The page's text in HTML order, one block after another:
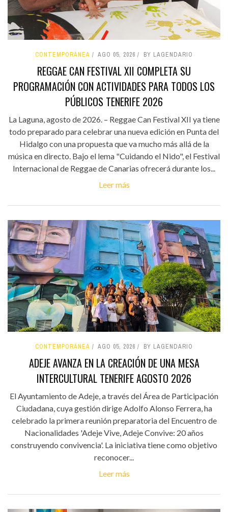
CONTEMPORÁNEA AGO 05, 2026 BY LAGENDARIO
REGGAE CAN FESTIVAL XII COMPLETA SU
PROGRAMACIÓN CON ACTIVIDADES PARA TODOS LOS
PÚBLICOS TENERIFE 2026
La Laguna, agosto de 2026. – Reggae Can Festival XII ya tiene
todo preparado para celebrar una nueva edición en Punta del
Hidalgo con una propuesta que va mucho más allá de la
música en directo. Bajo el lema "Cuidando el Nido", el Festival
Internacional de Reggae de Canarias ofrecerá durante los...
Leer más
CONTEMPORÁNEA AGO 05, 2026 BY LAGENDARIO
ADEJE AVANZA EN LA CREACIÓN DE UNA MESA
INTERCULTURAL TENERIFE AGOSTO 2026
El Ayuntamiento de Adeje, a través del Área de Participación
Ciudadana, cuya gestión dirige Adolfo Alonso Ferrera, ha
celebrado la primera reunión preparatoria del Encuentro de
Nacionalidades 'Adeje Vive, Adeje Convive: 20 años
construyendo convivencia'. La iniciativa tiene como objetivo
reconocer...
Leer más